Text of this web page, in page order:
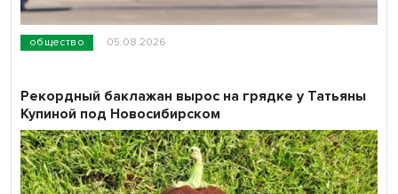
общество 05.08.2026
Рекордный баклажан вырос на грядке у Татьяны
Купиной под Новосибирском